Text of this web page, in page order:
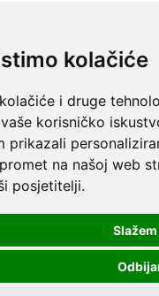
kolačiće
i druge
korisničko
prikazali
na našoj web
posjetitelji.
Slažem